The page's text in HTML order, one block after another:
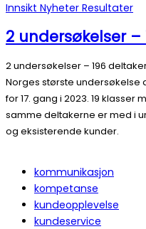
Innsikt Nyheter Resultater
2 undersøkelser –
2 undersøkelser – 196
Norges største
for 17. gang i 2023. 19 klasser
samme deltakerne er med i
og eksisterende kunder.
kommunikasjon
kompetanse
kundeopplevelse
kundeservice